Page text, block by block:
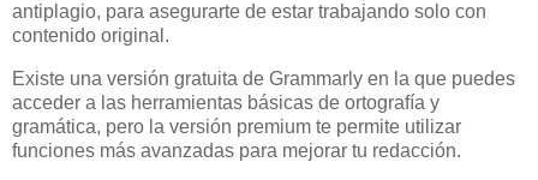
antiplagio, para asegurarte de estar trabajando solo con
contenido original.
Existe una versión gratuita de Grammarly en la que puedes
acceder a las herramientas básicas de ortografía y
gramática, pero la versión premium te permite utilizar
funciones más avanzadas para mejorar tu redacción.